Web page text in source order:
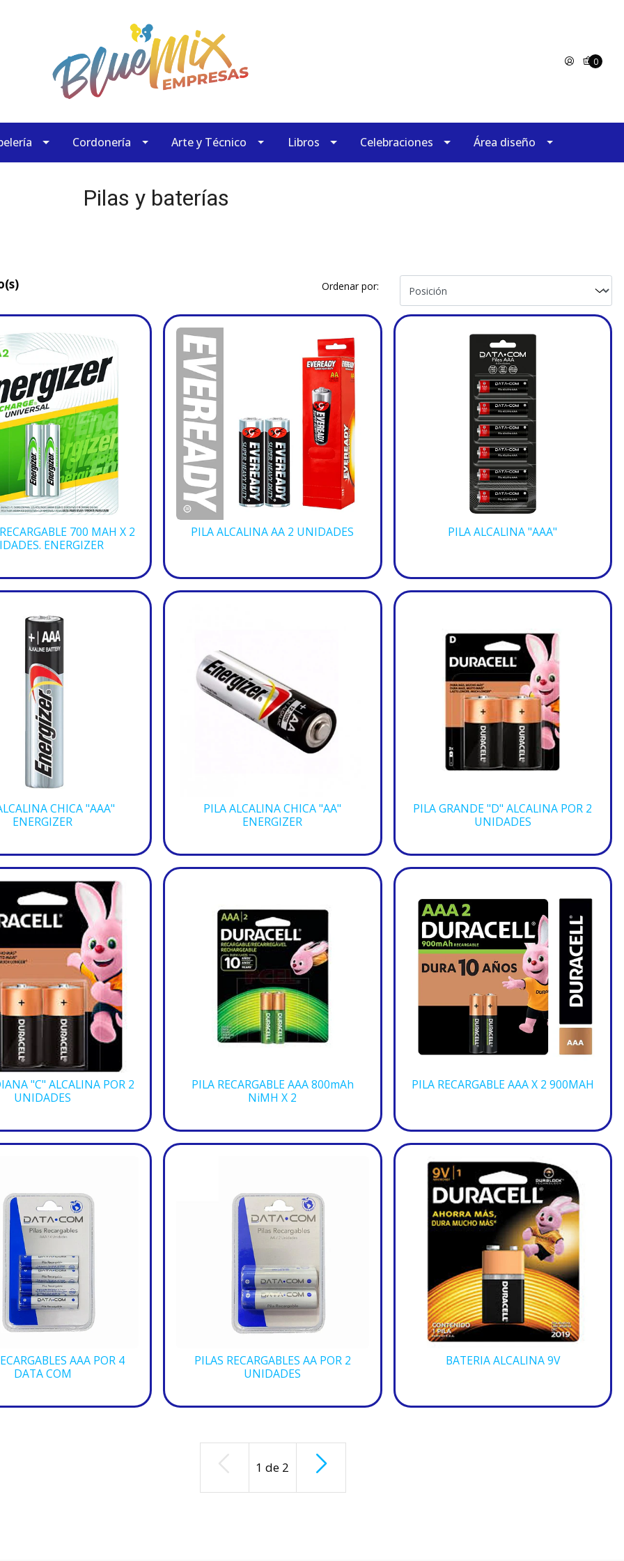
0
Cordonería Arte y Técnico Libros Celebraciones Área diseño
Pilas y baterías
Ordenar por:
700 MAH X 2
ENERGIZER
PILA ALCALINA AA 2 UNIDADES PILA ALCALINA "AAA"
CHICA "AAA"
ENERGIZER
PILA ALCALINA CHICA "AA"
ENERGIZER
PILA GRANDE "D" ALCALINA POR 2
UNIDADES
"C" ALCALINA POR 2
UNIDADES
PILA RECARGABLE AAA 800mAh
NiMH X 2
PILA RECARGABLE AAA X 2 900MAH
AAA POR 4
DATA COM
PILAS RECARGABLES AA POR 2
UNIDADES
BATERIA ALCALINA 9V
1 de 2